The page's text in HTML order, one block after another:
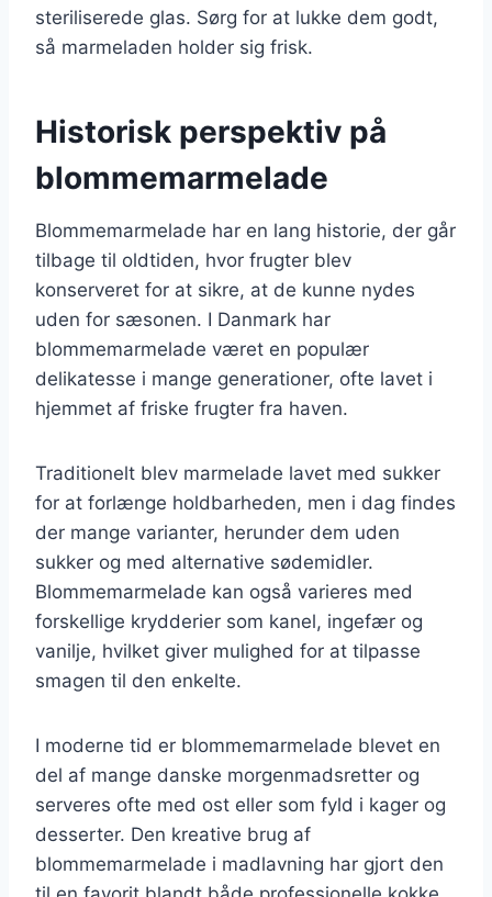
steriliserede glas. Sørg for at lukke dem godt,
så marmeladen holder sig frisk.
Historisk perspektiv på
blommemarmelade
Blommemarmelade har en lang historie, der går
tilbage til oldtiden, hvor frugter blev
konserveret for at sikre, at de kunne nydes
uden for sæsonen. I Danmark har
blommemarmelade været en populær
delikatesse i mange generationer, ofte lavet i
hjemmet af friske frugter fra haven.
Traditionelt blev marmelade lavet med sukker
for at forlænge holdbarheden, men i dag findes
der mange varianter, herunder dem uden
sukker og med alternative sødemidler.
Blommemarmelade kan også varieres med
forskellige krydderier som kanel, ingefær og
vanilje, hvilket giver mulighed for at tilpasse
smagen til den enkelte.
I moderne tid er blommemarmelade blevet en
del af mange danske morgenmadsretter og
serveres ofte med ost eller som fyld i kager og
desserter. Den kreative brug af
blommemarmelade i madlavning har gjort den